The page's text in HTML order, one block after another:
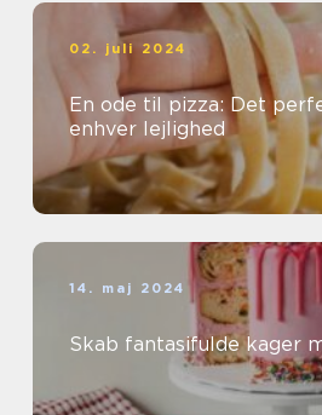
02. juli 2024
En ode til pizza: Det
enhver lejlighed
14. maj 2024
Skab fantasifulde kager